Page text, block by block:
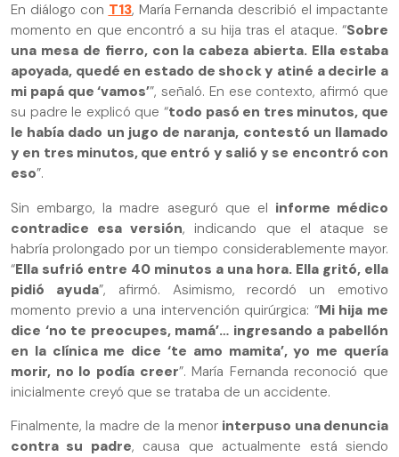
En diálogo con T13, María Fernanda describió el impactante
momento en que encontró a su hija tras el ataque. “Sobre
una mesa de fierro, con la cabeza abierta. Ella estaba
apoyada, quedé en estado de shock y atiné a decirle a
mi papá que ‘vamos’”, señaló. En ese contexto, afirmó que
su padre le explicó que “todo pasó en tres minutos, que
le había dado un jugo de naranja, contestó un llamado
y en tres minutos, que entró y salió y se encontró con
eso”.
Sin embargo, la madre aseguró que el informe médico
contradice esa versión, indicando que el ataque se
habría prolongado por un tiempo considerablemente mayor.
“Ella sufrió entre 40 minutos a una hora. Ella gritó, ella
pidió ayuda”, afirmó. Asimismo, recordó un emotivo
momento previo a una intervención quirúrgica: “Mi hija me
dice ‘no te preocupes, mamá’… ingresando a pabellón
en la clínica me dice ‘te amo mamita’, yo me quería
morir, no lo podía creer”. María Fernanda reconoció que
inicialmente creyó que se trataba de un accidente.
Finalmente, la madre de la menor interpuso una denuncia
contra su padre, causa que actualmente está siendo